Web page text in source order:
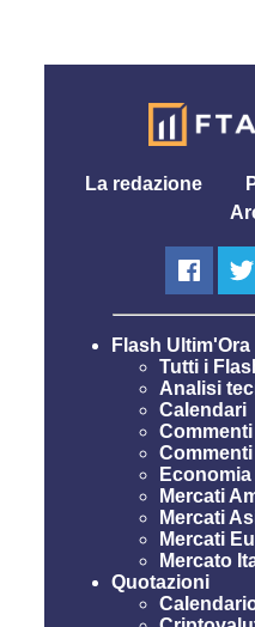
La redazione
Flash Ultim'Ora
Tutti i
Analisi
Calendari
Economia
Mercati
Mercati
Mercati
Mercato
Quotazioni